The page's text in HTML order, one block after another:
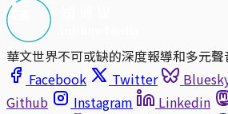
華文世界不可或缺的深度報導和多元聲
Facebook
Twitter
Github
Instagram Linkedin